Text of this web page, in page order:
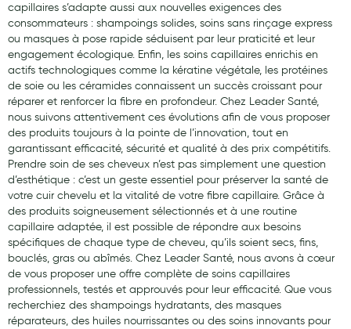
capillaires s’adapte aussi aux nouvelles exigences des
consommateurs : shampoings solides, soins sans rinçage express
ou masques à pose rapide séduisent par leur praticité et leur
engagement écologique. Enfin, les soins capillaires enrichis en
actifs technologiques comme la kératine végétale, les protéines
de soie ou les céramides connaissent un succès croissant pour
réparer et renforcer la fibre en profondeur. Chez Leader Santé,
nous suivons attentivement ces évolutions afin de vous proposer
des produits toujours à la pointe de l’innovation, tout en
garantissant efficacité, sécurité et qualité à des prix compétitifs.
Prendre soin de ses cheveux n’est pas simplement une question
d’esthétique : c’est un geste essentiel pour préserver la santé de
votre cuir chevelu et la vitalité de votre fibre capillaire. Grâce à
des produits soigneusement sélectionnés et à une routine
capillaire adaptée, il est possible de répondre aux besoins
spécifiques de chaque type de cheveu, qu’ils soient secs, fins,
bouclés, gras ou abîmés. Chez Leader Santé, nous avons à cœur
de vous proposer une offre complète de soins capillaires
professionnels, testés et approuvés pour leur efficacité. Que vous
recherchiez des shampoings hydratants, des masques
réparateurs, des huiles nourrissantes ou des soins innovants pour